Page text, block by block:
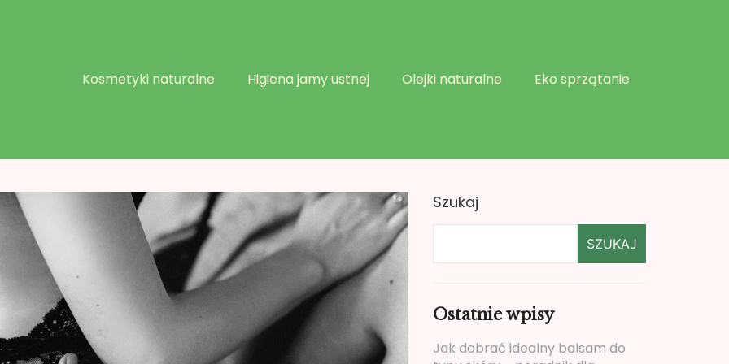
Kosmetyki naturalne Higiena jamy ustnej Olejki naturalne Eko sprzątanie
Szukaj
SZUKAJ
Ostatnie wpisy
Jak dobrać idealny balsam do